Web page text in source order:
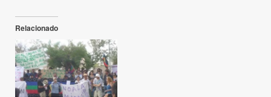
Relacionado